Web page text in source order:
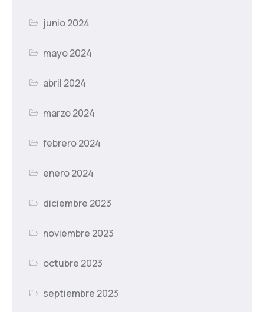
junio 2024
mayo 2024
abril 2024
marzo 2024
febrero 2024
enero 2024
diciembre 2023
noviembre 2023
octubre 2023
septiembre 2023